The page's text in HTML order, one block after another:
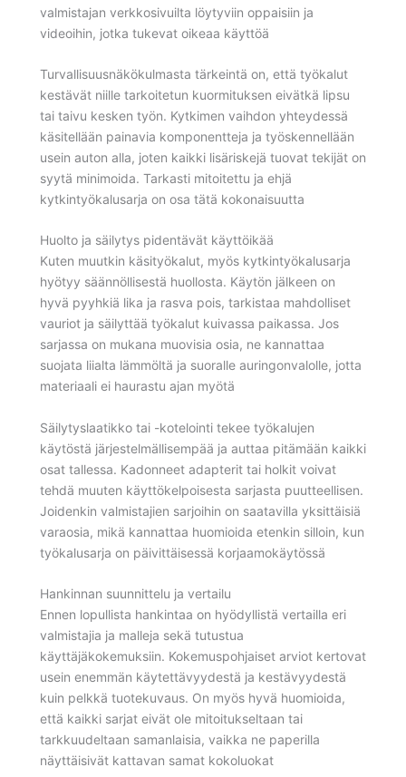
valmistajan verkkosivuilta löytyviin oppaisiin ja
videoihin, jotka tukevat oikeaa käyttöä
Turvallisuusnäkökulmasta tärkeintä on, että työkalut
kestävät niille tarkoitetun kuormituksen eivätkä lipsu
tai taivu kesken työn. Kytkimen vaihdon yhteydessä
käsitellään painavia komponentteja ja työskennellään
usein auton alla, joten kaikki lisäriskejä tuovat tekijät on
syytä minimoida. Tarkasti mitoitettu ja ehjä
kytkintyökalusarja on osa tätä kokonaisuutta
Huolto ja säilytys pidentävät käyttöikää
Kuten muutkin käsityökalut, myös kytkintyökalusarja
hyötyy säännöllisestä huollosta. Käytön jälkeen on
hyvä pyyhkiä lika ja rasva pois, tarkistaa mahdolliset
vauriot ja säilyttää työkalut kuivassa paikassa. Jos
sarjassa on mukana muovisia osia, ne kannattaa
suojata liialta lämmöltä ja suoralle auringonvalolle, jotta
materiaali ei haurastu ajan myötä
Säilytyslaatikko tai -kotelointi tekee työkalujen
käytöstä järjestelmällisempää ja auttaa pitämään kaikki
osat tallessa. Kadonneet adapterit tai holkit voivat
tehdä muuten käyttökelpoisesta sarjasta puutteellisen.
Joidenkin valmistajien sarjoihin on saatavilla yksittäisiä
varaosia, mikä kannattaa huomioida etenkin silloin, kun
työkalusarja on päivittäisessä korjaamokäytössä
Hankinnan suunnittelu ja vertailu
Ennen lopullista hankintaa on hyödyllistä vertailla eri
valmistajia ja malleja sekä tutustua
käyttäjäkokemuksiin. Kokemuspohjaiset arviot kertovat
usein enemmän käytettävyydestä ja kestävyydestä
kuin pelkkä tuotekuvaus. On myös hyvä huomioida,
että kaikki sarjat eivät ole mitoitukseltaan tai
tarkkuudeltaan samanlaisia, vaikka ne paperilla
näyttäisivät kattavan samat kokoluokat